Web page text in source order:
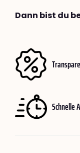
Dann bist du
Schnelle